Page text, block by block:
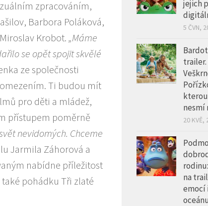
zpracováním,
Barbora Poláková,
Krobot.„Máme
se opět spojit skvělé
ze společnosti
Ti budou mít
pro děti a mládež,
přístupem poměrně
nevidomých. Chceme
Jarmila Záhorová a
nabídne příležitost
pohádku Tři zlaté
jejich
5 ČVN,
trailer.
kterou
nesmí
20 KVĚ,
na
emocí
oceánu